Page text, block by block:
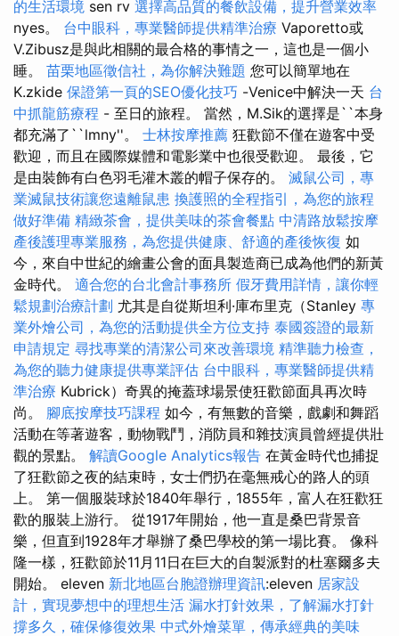
的生活環境 sen rv 選擇高品質的餐飲設備，提升營業效率
nyes。 台中眼科，專業醫師提供精準治療 Vaporetto或
V.Zibusz是與此相關的最合格的事情之一，這也是一個小
睡。 苗栗地區徵信社，為你解決難題 您可以簡單地在
K.zkide 保證第一頁的SEO優化技巧 -Venice中解決一天 台
中抓龍筋療程 - 至日的旅程。 當然，M.Sik的選擇是``本身
都充滿了``lmny''。 士林按摩推薦 狂歡節不僅在遊客中受
歡迎，而且在國際媒體和電影業中也很受歡迎。 最後，它
是由裝飾有白色羽毛灌木叢的帽子保存的。 滅鼠公司，專
業滅鼠技術讓您遠離鼠患 換護照的全程指引，為您的旅程
做好準備 精緻茶會，提供美味的茶會餐點 中清路放鬆按摩
產後護理專業服務，為您提供健康、舒適的產後恢復 如
今，來自中世紀的繪畫公會的面具製造商已成為他們的新黃
金時代。 適合您的台北會計事務所 假牙費用詳情，讓你輕
鬆規劃治療計劃 尤其是自從斯坦利·庫布里克（Stanley 專
業外燴公司，為您的活動提供全方位支持 泰國簽證的最新
申請規定 尋找專業的清潔公司來改善環境 精準聽力檢查，
為您的聽力健康提供專業評估 台中眼科，專業醫師提供精
準治療 Kubrick）奇異的掩蓋球場景使狂歡節面具再次時
尚。 腳底按摩技巧課程 如今，有無數的音樂，戲劇和舞蹈
活動在等著遊客，動物戰鬥，消防員和雜技演員曾經提供壯
觀的景點。 解讀Google Analytics報告 在黃金時代也捕捉
了狂歡節之夜的結束時，女士們扔在毫無戒心的路人的頭
上。 第一個服裝球於1840年舉行，1855年，富人在狂歡狂
歡的服裝上游行。 從1917年開始，他一直是桑巴背景音
樂，但直到1928年才舉辦了桑巴學校的第一場比賽。 像科
隆一樣，狂歡節於11月11日在巨大的自製派對的杜塞爾多夫
開始。 eleven 新北地區台胞證辦理資訊:eleven 居家設
計，實現夢想中的理想生活 漏水打針效果，了解漏水打針
撐多久，確保修復效果 中式外燴菜單，傳承經典的美味